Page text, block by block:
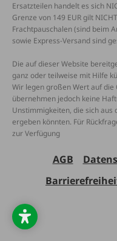
Ersatzteilen handelt es sich
Grenze von 149 EUR gilt
Frachtpauschalen (sind beim
sowie Express-Versand sind
Die auf dieser Website
ganz oder teilweise mit Hilfe
Wir legen großen Wert auf
übernehmen jedoch keine
Unstimmigkeiten, die sich
ergeben könnten. Für
zur Verfügung
AGB